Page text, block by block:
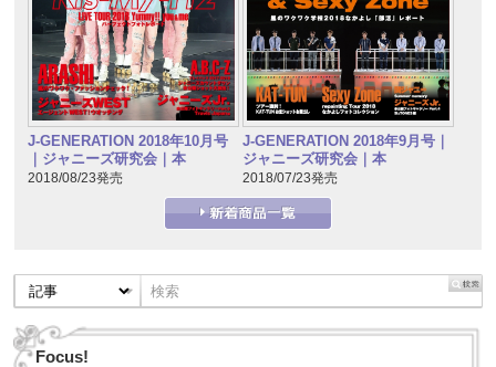
J-GENERATION 2018年10月号
｜ジャニーズ研究会｜本
2018/08/23発売
J-GENERATION 2018年9月号｜
ジャニーズ研究会｜本
2018/07/23発売
Focus!